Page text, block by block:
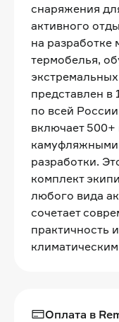
снаряжения
активного
на
термобелья,
представлен в
по всей
включает
камуфляжными
разработки.
комплект
любого вида
сочетает
практичность
Оплата в